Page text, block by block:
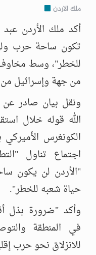
ملك الاردن
أكد ملك الأردن عبد
تكون ساحة حرب
للخطر"، وسط
من جهة وإسرائيل
ونقل بيان صادر عن
الله قوله خلال
الكونغرس
اجتماع تناول
"الأردن لن يكون
حياة شعبه للخطر".
وأكد "ضرورة بذل
في المنطقة
للانزلاق نحو حرب